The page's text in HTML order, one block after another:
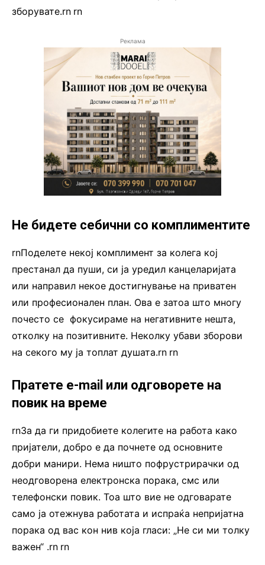
зборувате.rn rn
Реклама
Не бидете себични со комплиментите
rnПоделете некој комплимент за колега кој
престанал да пуши, си ја уредил канцеларијата
или направил некое достигнување на приватен
или професионален план. Ова е затоа што многу
почесто се фокусираме на негативните нешта,
отколку на позитивните. Неколку убави зборови
на секого му ја топлат душата.rn rn
Пратете e-mail или одговорете на
повик на време
rnЗа да ги придобиете колегите на работа како
пријатели, добро е да почнете од основните
добри манири. Нема ништо пофрустрирачки од
неодговорена електронска порака, смс или
телефонски повик. Тоа што вие не одговарате
само ја отежнува работата и испраќа непријатна
порака од вас кон нив која гласи: „Не си ми толку
важен“ .rn rn